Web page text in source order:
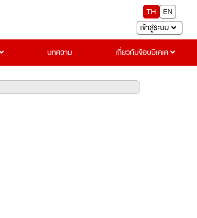
TH
EN
เข้าสู่ระบบ
บทความ เกี่ยวกับจ๊อบบีเคเค